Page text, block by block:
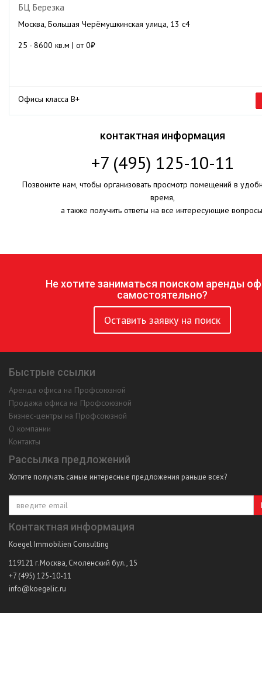
БЦ Березка
Москва, Большая Черёмушкинская улица, 13 с4
25 - 8600 кв.м | от 0₽
Офисы класса B+
контактная информация
+7 (495) 125-10-11
Позвоните нам, чтобы организовать просмотр помещений в
время,
а также получить ответы на все интересующие
Не хотите заниматься поиском аренды
самостоятельно?
Оставить заявку на поиск
Быстрые ссылки
Аренда офиса на Профсоюзной
Продажа офиса на Профсоюзной
Бизнес-центры на Профсоюзной
О компании
Контакты
Рассылка предложений
Хотите получать самые интересные предложения раньше всех?
Контактная информация
Koegel Immobilien Consulting
119121 г.Москва, Смоленский бул., 15
+7 (495) 125-10-11
info@koegelic.ru